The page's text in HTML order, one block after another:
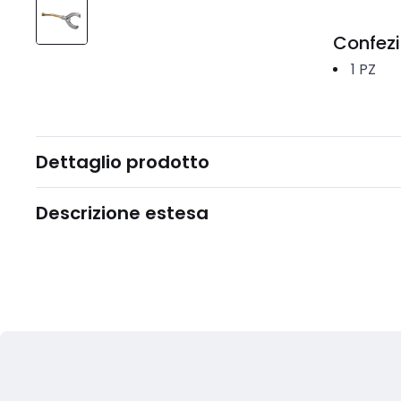
1 PZ
Dettaglio prodotto
Descrizione estesa